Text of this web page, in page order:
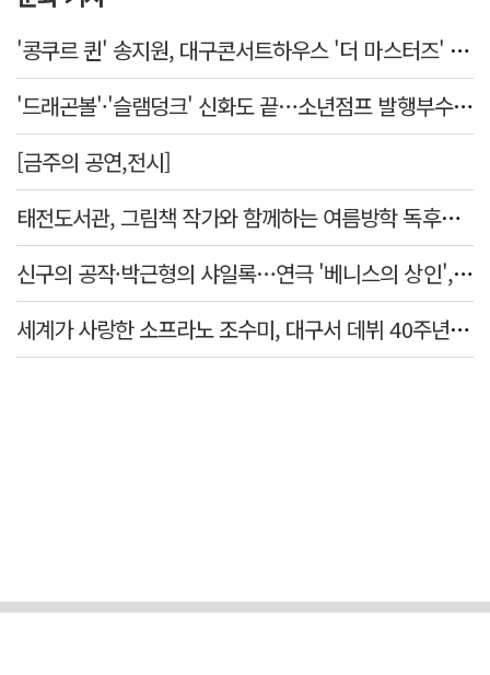
'콩쿠르 퀸' 송지원, 대구콘서트하우스 '더 마스터즈' 무대 오른다
'드래곤볼'·'슬램덩크' 신화도 끝…소년점프 발행부수 100만부 붕괴
[금주의 공연,전시]
태전도서관, 그림책 작가와 함께하는 여름방학 독후체험 운영
신구의 공작·박근형의 샤일록…연극 '베니스의 상인', 28·29일 대구 공연
세계가 사랑한 소프라노 조수미, 대구서 데뷔 40주년 기념 무대